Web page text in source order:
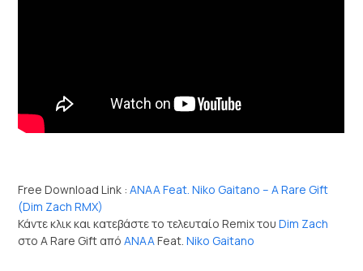
Free Download Link :ANAA Feat. Niko Gaitano – A Rare Gift
(Dim Zach RMX)
Κάντε κλικ και κατεβάστε το τελευταίο Remix τουDim Zach
στο A Rare Gift απόANAAFeat.Niko Gaitano